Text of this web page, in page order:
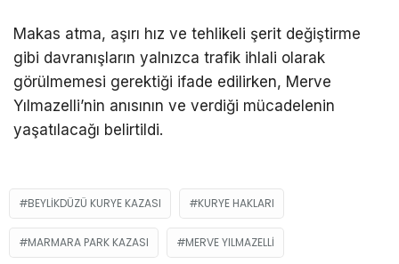
Makas atma, aşırı hız ve tehlikeli şerit değiştirme
gibi davranışların yalnızca trafik ihlali olarak
görülmemesi gerektiği ifade edilirken, Merve
Yılmazelli’nin anısının ve verdiği mücadelenin
yaşatılacağı belirtildi.
BEYLIKDÜZÜ KURYE KAZASI KURYE HAKLARI
MARMARA PARK KAZASI MERVE YILMAZELLI